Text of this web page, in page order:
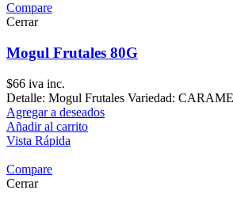
Compare
Cerrar
Mogul Frutales 80G
$66 iva inc.
Detalle: Mogul Frutales Variedad:
Agregar a deseados
Añadir al carrito
Vista Rápida
Compare
Cerrar